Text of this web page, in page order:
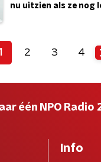
nu uitzien als ze nog
2 3 4
één NPO Radio
Info